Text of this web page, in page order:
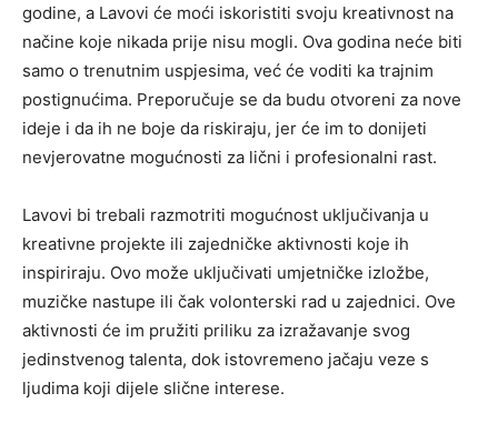
godine, a Lavovi će moći iskoristiti svoju kreativnost na
načine koje nikada prije nisu mogli. Ova godina neće biti
samo o trenutnim uspjesima, već će voditi ka trajnim
postignućima. Preporučuje se da budu otvoreni za nove
ideje i da ih ne boje da riskiraju, jer će im to donijeti
nevjerovatne mogućnosti za lični i profesionalni rast.
Lavovi bi trebali razmotriti mogućnost uključivanja u
kreativne projekte ili zajedničke aktivnosti koje ih
inspiriraju. Ovo može uključivati umjetničke izložbe,
muzičke nastupe ili čak volonterski rad u zajednici. Ove
aktivnosti će im pružiti priliku za izražavanje svog
jedinstvenog talenta, dok istovremeno jačaju veze s
ljudima koji dijele slične interese.